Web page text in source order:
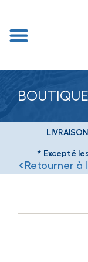
BOUTIQUE
* Excepté
Retourner à